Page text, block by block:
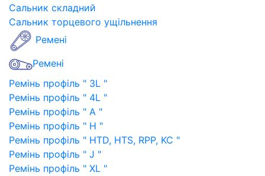
Сальник складний
Сальник торцевого ущільнення
Ремені
Ремені
Ремінь профіль " 3L "
Ремінь профіль " 4L "
Ремінь профіль " A "
Ремінь профіль " H "
Ремінь профіль " HTD, HTS, RPP, KC "
Ремінь профіль " J "
Ремінь профіль " XL "